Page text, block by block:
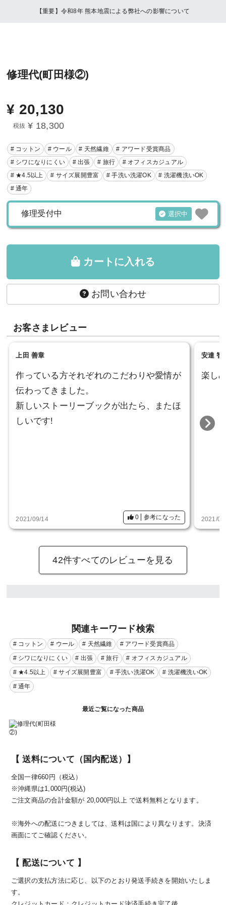
【重要】令和8年 熊本地震による弊社への影響について
修理代(町田様②)
¥ 20,130
税抜 ¥ 18,300
# コットン # ウール # 天然繊維
# アワード受賞商品
# シワになりにくい
# 出張 # 旅行
# オフィスカジュアル
# ★4.5以上
# サイズ展開豊富 # 手洗い洗濯OK
# 洗濯機洗いOK
# 通年
修理受付中 選択中
カートに入れる
お問い合わせ
お客さまレビュー
上田 善章
作っている方それぞれのこだわりや愛情が
伝わってきました。
新しいストーリーブックが出たら、またほ
しいです!
2021/09/14 0 参考になった
安達 智
楽し
2021/
42件すべてのレビューを見る
関連キーワード検索
# コットン # ウール # 天然繊維
# アワード受賞商品
# シワになりにくい
# 出張 # 旅行
# オフィスカジュアル
# ★4.5以上
# サイズ展開豊富 # 手洗い洗濯OK
# 洗濯機洗いOK
# 通年
最近ご覧になった商品
【 送料について（国内配送）】
全国一律660円（税込）
※沖縄県は1,000円(税込)
ご注文商品の合計金額が 20,000円以上 で送料無料となります。
※海外への配送につきましては、送料は国により異なります。決済
画面にてご確認ください。
【 配送について 】
ご選択の支払方法に応じ、以下のとおり発送手続きを開始いたしま
す。